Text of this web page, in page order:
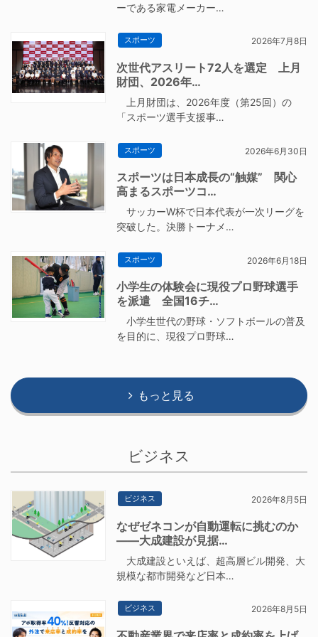
ーである家電メーカー…
スポーツ 2026年7月8日
次世代アスリート72人を選定 上月
財団、2026年…
上月財団は、2026年度（第25回）の
「スポーツ選手支援事…
スポーツ 2026年6月30日
スポーツは日本成長の“触媒” 関心
高まるスポーツコ…
サッカーW杯で日本代表が一次リーグを
突破した。決勝トーナメ…
スポーツ 2026年6月18日
小学生の体験会に現役プロ野球選手
を派遣 全国16チ…
小学生世代の野球・ソフトボールの普及
を目的に、現役プロ野球…
もっと見る
ビジネス
ビジネス 2026年8月5日
なぜゼネコンが自動運転に挑むのか
――大成建設が見据…
大成建設といえば、超高層ビル開発、大
規模な都市開発など日本…
ビジネス 2026年8月5日